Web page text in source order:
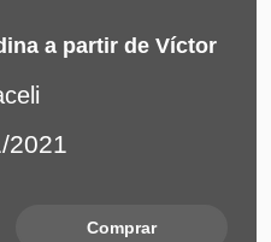
a partir de Víctor
2021
Comprar